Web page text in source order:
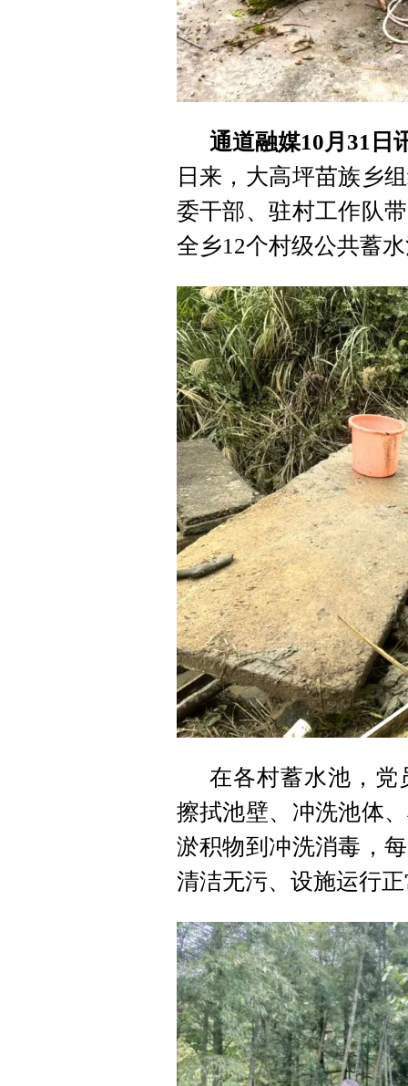
通道融媒10月31日
日来，大高坪苗族乡
委干部、驻村工作队
全乡12个村级公共蓄
在各村蓄水池，党
擦拭池壁、冲洗池体
淤积物到冲洗消毒，
清洁无污、设施运行